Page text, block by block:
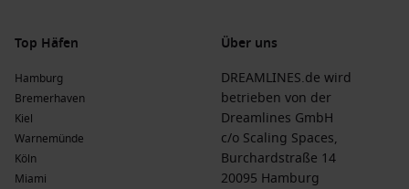
Top Häfen
Hamburg
Bremerhaven
Kiel
Warnemünde
Köln
Miami
Über uns
DREAMLINES.de wird
betrieben von der
Dreamlines GmbH
c/o Scaling Spaces,
Burchardstraße 14
20095 Hamburg